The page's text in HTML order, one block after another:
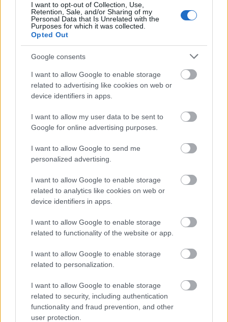
I want to opt-out of Collection, Use,
Retention, Sale, and/or Sharing of my
Personal Data that Is Unrelated with the
Purposes for which it was collected.
Opted Out
Google consents
I want to allow Google to enable storage
related to advertising like cookies on web or
device identifiers in apps.
I want to allow my user data to be sent to
Google for online advertising purposes.
I want to allow Google to send me
personalized advertising.
I want to allow Google to enable storage
related to analytics like cookies on web or
device identifiers in apps.
I want to allow Google to enable storage
related to functionality of the website or app.
I want to allow Google to enable storage
related to personalization.
I want to allow Google to enable storage
related to security, including authentication
functionality and fraud prevention, and other
user protection.
Cadaveres:These Eyes (2011)